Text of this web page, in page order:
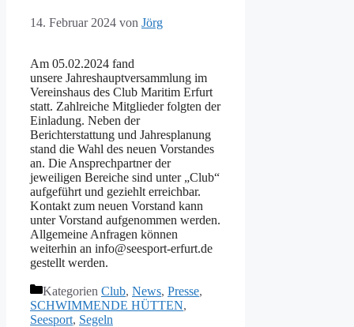
14. Februar 2024 von Jörg
Am 05.02.2024 fand
unsere Jahreshauptversammlung im
Vereinshaus des Club Maritim Erfurt
statt. Zahlreiche Mitglieder folgten der
Einladung. Neben der
Berichterstattung und Jahresplanung
stand die Wahl des neuen Vorstandes
an. Die Ansprechpartner der
jeweiligen Bereiche sind unter „Club“
aufgeführt und geziehlt erreichbar.
Kontakt zum neuen Vorstand kann
unter Vorstand aufgenommen werden.
Allgemeine Anfragen können
weiterhin an info@seesport-erfurt.de
gestellt werden.
Kategorien Club, News, Presse,
SCHWIMMENDE HÜTTEN,
Seesport, Segeln